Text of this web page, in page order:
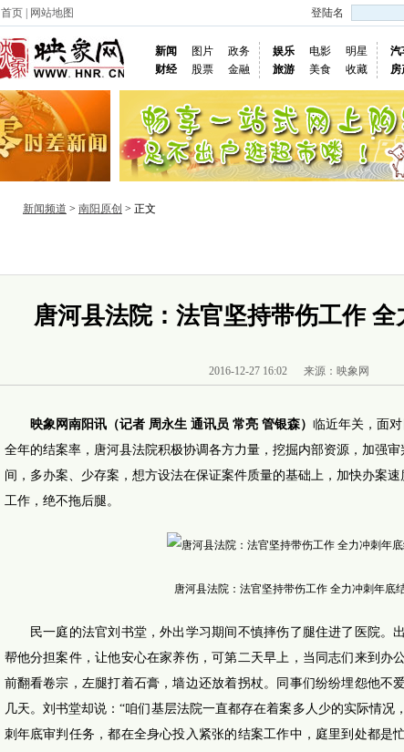
首页 网站地图 登陆名
新闻 图片
政务
财经
股票 金融
娱乐 电影
明星
旅游
美食 收藏
汽
房
新闻频道 > 南阳原创 > 正文
唐河县法院：法官坚持带伤工作
2016-12-27 16:02 来源：映象网
映象网南阳讯（记者 周永生 通讯员 常亮 管银森） 临近年关，面
全年的结案率，唐河县法院积极协调各方力量，挖掘内部资源，加强
间，多办案、少存案，想方设法在保证案件质量的基础上，加快办案
工作，绝不拖后腿。
唐河县法院：法官坚持带伤工作 全力冲刺年底
民一庭的法官刘书堂，外出学习期间不慎摔伤了腿住进了医院。
帮他分担案件，让他安心在家养伤，可第二天早上，当同志们来到办
前翻看卷宗，左腿打着石膏，墙边还放着拐杖。同事们纷纷埋怨他不
几天。刘书堂却说：“咱们基层法院一直都存在着案多人少的实际情况
刺年底审判任务，都在全身心投入紧张的结案工作中，庭里到处都是